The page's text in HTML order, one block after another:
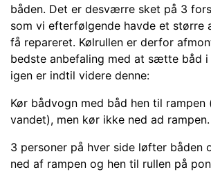
båden. Det er desværre sket på 3
som vi efterfølgende havde et større
få repareret. Kølrullen er derfor
bedste anbefaling med at sætte båd
igen er indtil videre denne:
Kør bådvogn med båd hen til rampen
vandet), men kør ikke ned ad rampen.
3 personer på hver side løfter båden
ned af rampen og hen til rullen på